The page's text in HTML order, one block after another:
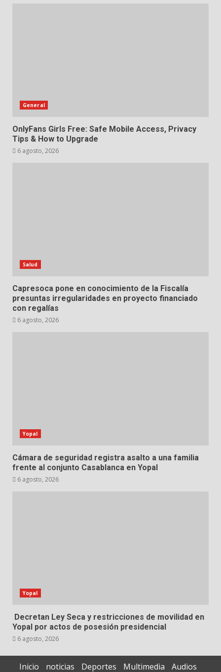
General
OnlyFans Girls Free: Safe Mobile Access, Privacy
Tips & How to Upgrade
6 agosto, 2026
Salud
Capresoca pone en conocimiento de la Fiscalía
presuntas irregularidades en proyecto financiado
con regalías
6 agosto, 2026
Yopal
Cámara de seguridad registra asalto a una familia
frente al conjunto Casablanca en Yopal
6 agosto, 2026
Yopal
Decretan Ley Seca y restricciones de movilidad en
Yopal por actos de posesión presidencial
6 agosto, 2026
Inicio noticias Deportes Multimedia Audios